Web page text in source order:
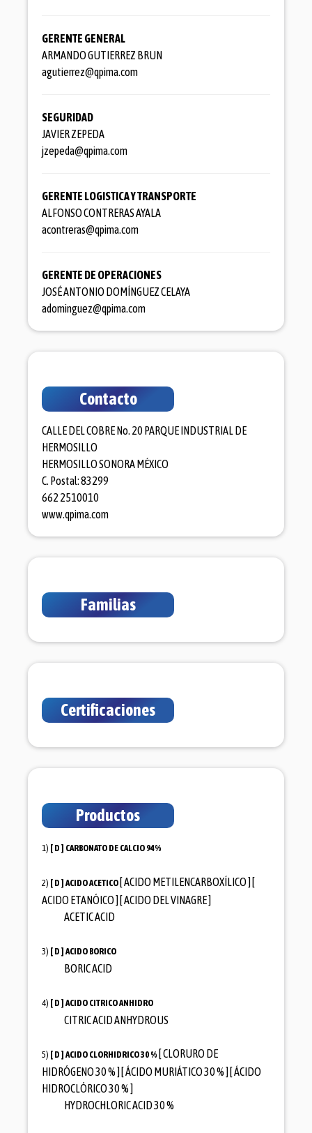
GERENTE GENERAL
ARMANDO GUTIERREZ BRUN
agutierrez@qpima.com
SEGURIDAD
JAVIER ZEPEDA
jzepeda@qpima.com
GERENTE LOGISTICA Y TRANSPORTE
ALFONSO CONTRERAS AYALA
acontreras@qpima.com
GERENTE DE OPERACIONES
JOSÉ ANTONIO DOMÍNGUEZ CELAYA
adominguez@qpima.com
Contacto
CALLE DEL COBRE No. 20 PARQUE INDUSTRIAL DE
HERMOSILLO
HERMOSILLO SONORA MÉXICO
C. Postal: 83299
662 2510010
www.qpima.com
Familias
Certificaciones
Productos
1) [ D ] CARBONATO DE CALCIO 94%
2) [ D ] ACIDO ACETICO [ ACIDO METILENCARBOXÍLICO ] [
ACIDO ETANÓICO ] [ ACIDO DEL VINAGRE ]
ACETIC ACID
3) [ D ] ACIDO BORICO
BORIC ACID
4) [ D ] ACIDO CITRICO ANHIDRO
CITRIC ACID ANHYDROUS
5) [ D ] ACIDO CLORHIDRICO 30 % [ CLORURO DE
HIDRÓGENO 30 % ] [ ÁCIDO MURIÁTICO 30 % ] [ ÁCIDO
HIDROCLÓRICO 30 % ]
HYDROCHLORIC ACID 30 %